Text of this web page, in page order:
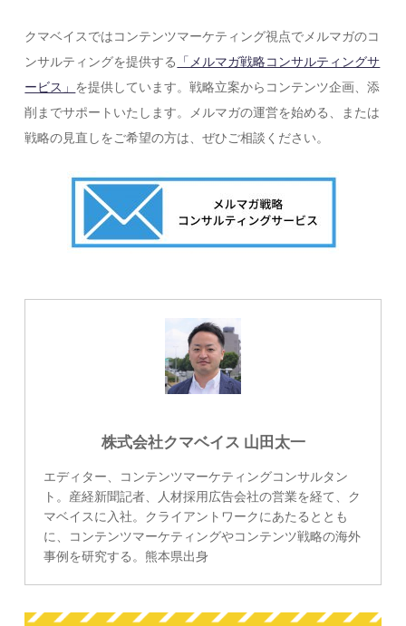
クマベイスではコンテンツマーケティング視点でメルマガのコ
ンサルティングを提供する 「メルマガ戦略コンサルティングサ
ービス」 を提供しています。戦略立案からコンテンツ企画、添
削までサポートいたします。メルマガの運営を始める、または
戦略の見直しをご希望の方は、ぜひご相談ください。
株式会社クマベイス 山田太一
エディター、コンテンツマーケティングコンサルタン
ト。産経新聞記者、人材採用広告会社の営業を経て、ク
マベイスに入社。クライアントワークにあたるととも
に、コンテンツマーケティングやコンテンツ戦略の海外
事例を研究する。熊本県出身